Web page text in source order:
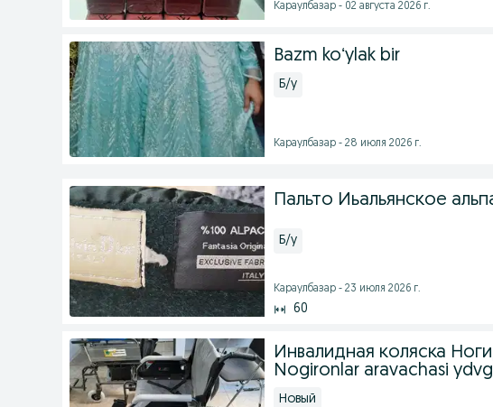
Караулбазар - 02 августа 2026 г.
Bazm koʻylak bir
Б/у
Караулбазар - 28 июля 2026 г.
Пальто Иьальянское
Б/у
Караулбазар - 23 июля 2026 г.
60
Инвалидная коляска
Nogironlar aravachasi уdvg
Новый